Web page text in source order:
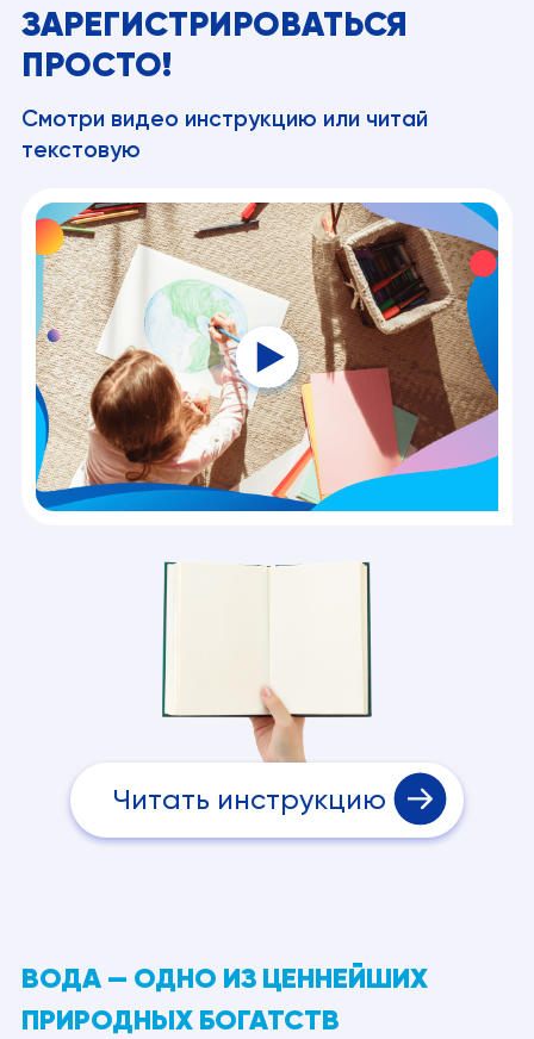
ЗАРЕГИСТРИРОВАТЬСЯ
ПРОСТО!
Смотри видео инструкцию или читай
текстовую
Читать инструкцию
ВОДА — ОДНО ИЗ ЦЕННЕЙШИХ
ПРИРОДНЫХ БОГАТСТВ